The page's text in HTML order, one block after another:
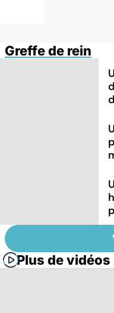
Greffe de rein
Plus de vidéos